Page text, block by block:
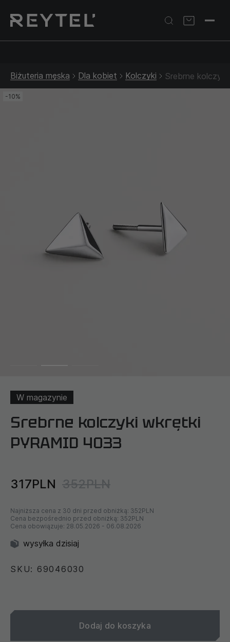
Złota biżuteria: –30% | Do 31.08
Biżuteria męska Dla kobiet Kolczyki Srebrne
-10%
W magazynie
Srebrne kolczyki wkrętki
PYRAMID 4033
317PLN 352PLN
Najniższa cena z 30 dni przed obniżką: 352PLN
Cena bezpośrednio przed obniżką: 352PLN
Cena obowiązuje: 28.05.2026 - 06.08.2026
wysyłka dzisiaj
SKU: 69046030
Dodaj do koszyka